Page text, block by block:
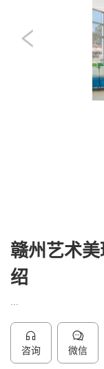
赣州艺术
绍
咨询 微信